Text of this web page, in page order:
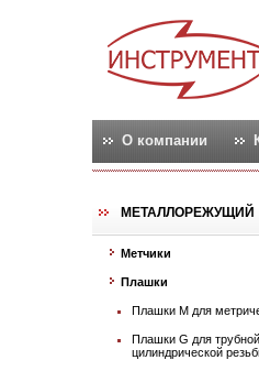
О компании
МЕТАЛЛОРЕЖУЩИЙ
Метчики
Плашки
Плашки М для
Плашки G для трубной
цилиндрической